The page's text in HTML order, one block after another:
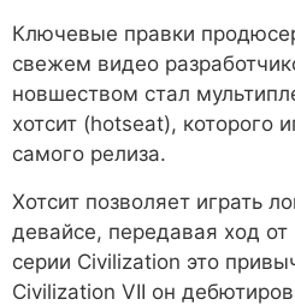
Ключевые правки
свежем видео
новшеством стал
хотсит (hotseat), которого
самого релиза.
Хотсит позволяет играть
девайсе, передавая ход от
серии Civilization это
Civilization VII он